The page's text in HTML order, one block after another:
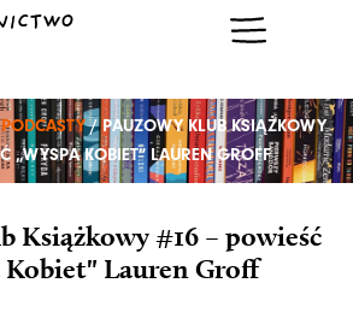
PODCASTY/ PAUZOWY KLUB KSIĄŻKOWY
„WYSPA KOBIET” LAUREN GROFF
Książkowy #16 – powieść
Kobiet" Lauren Groff